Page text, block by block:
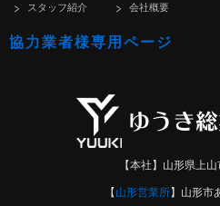
スタッフ紹介 会社概要
協力業者様専用ページ
【本社】山形県上
【山形営業所】山形市